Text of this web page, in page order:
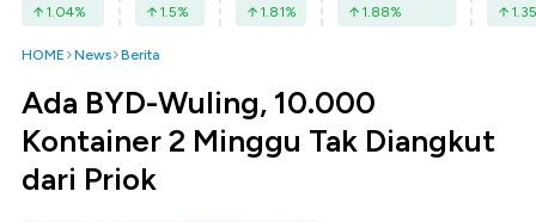
1.04% 1.5% 1.81% 1.88% 1.35
HOME News Berita
Ada BYD-Wuling, 10.000
Kontainer 2 Minggu Tak Diangkut
dari Priok